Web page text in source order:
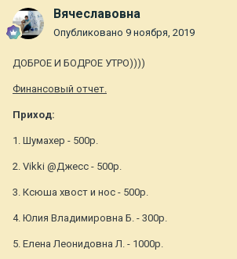
Вячеславовна
Опубликовано 9 ноября, 2019
ДОБРОЕ И БОДРОЕ УТРО))))
Финансовый отчет.
Приход:
1. Шумахер - 500р.
2. Vikki @Джесс - 500р.
3. Ксюша хвост и нос - 500р.
4. Юлия Владимировна Б. - 300р.
5. Елена Леонидовна Л. - 1000р.